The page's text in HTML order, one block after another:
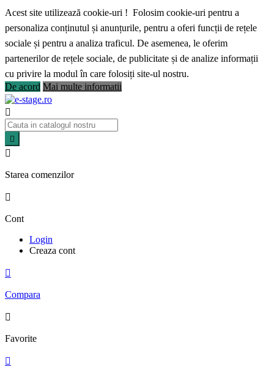
Acest site utilizează cookie-uri ! Folosim cookie-uri pentru a
personaliza conținutul și anunțurile, pentru a oferi funcții de rețele
sociale și pentru a analiza traficul. De asemenea, le oferim
partenerilor de rețele sociale, de publicitate și de analize informații
cu privire la modul în care folosiți site-ul nostru.
De acord Mai multe informatii



Starea comenzilor

Cont
Login
Creaza cont

Compara

Favorite
